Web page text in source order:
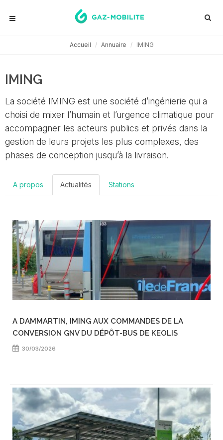
Accueil Annuaire IMING
IMING
La société IMING est une société d’ingénierie qui a
choisi de mixer l’humain et l’urgence climatique pour
accompagner les acteurs publics et privés dans la
gestion de leurs projets les plus complexes, des
phases de conception jusqu’à la livraison.
A propos Actualités Stations
A DAMMARTIN, IMING AUX COMMANDES DE LA
CONVERSION GNV DU DÉPÔT-BUS DE KEOLIS
30/03/2026